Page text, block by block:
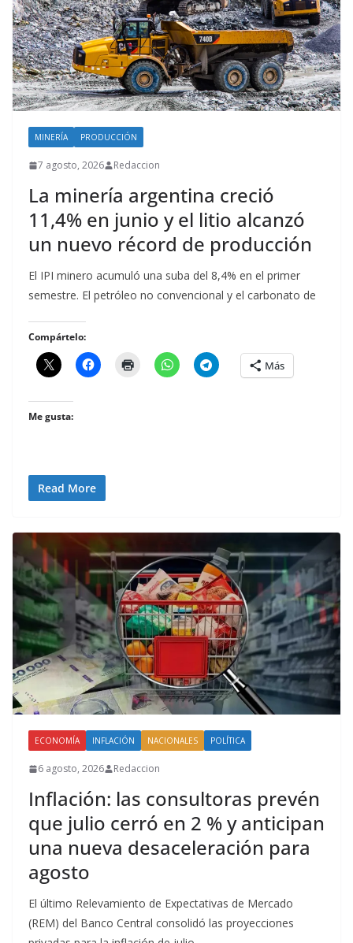
MINERÍA PRODUCCIÓN
7 agosto, 2026 Redaccion
La minería argentina creció
11,4% en junio y el litio alcanzó
un nuevo récord de producción
El IPI minero acumuló una suba del 8,4% en el primer
semestre. El petróleo no convencional y el carbonato de
Compártelo:
Más
Me gusta:
Read More
ECONOMÍA INFLACIÓN NACIONALES POLÍTICA
6 agosto, 2026 Redaccion
Inflación: las consultoras prevén
que julio cerró en 2 % y anticipan
una nueva desaceleración para
agosto
El último Relevamiento de Expectativas de Mercado
(REM) del Banco Central consolidó las proyecciones